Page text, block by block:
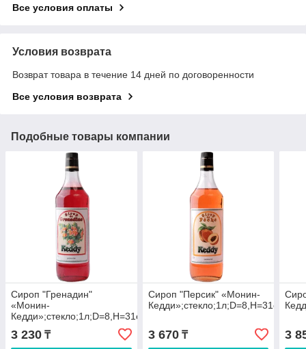
Все условия оплаты
Условия возврата
Возврат товара в течение 14 дней по договоренности
Все условия возврата
Подобные товары компании
Сироп "Гренадин"
«Монин-
Кедди»;стекло;1л;D=8,H=31см
3 230 ₸
Сироп "Персик" «Монин-
Кедди»;стекло;1л;D=8,H=31см
3 670₸ 3